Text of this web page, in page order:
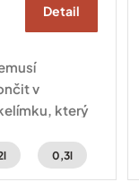
Detail
v
který
kelímek na
0,3l